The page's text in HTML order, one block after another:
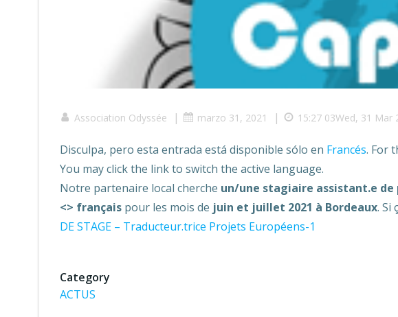
Association Odyssée | marzo 31, 2021 | 15:27 03Wed, 31 Mar
Disculpa, pero esta entrada está disponible sólo en Francés. For
You may click the link to switch the active language.
Notre partenaire local cherche un/une stagiaire assistant.e de
<> français pour les mois de juin et juillet 2021 à Bordeaux. Si
DE STAGE – Traducteur.trice Projets Européens-1
Category
ACTUS